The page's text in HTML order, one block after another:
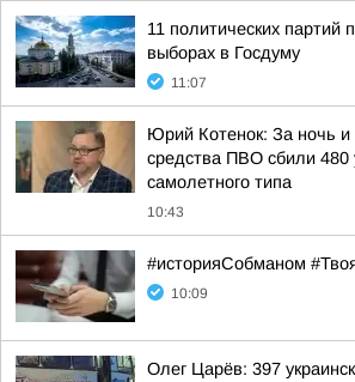
11 политических партий
выборах в Госдуму
11:07
Юрий Котенок: За ночь
средства ПВО сбили 480
самолетного типа
10:43
#историяСобманом
10:09
Олег Царёв: 397